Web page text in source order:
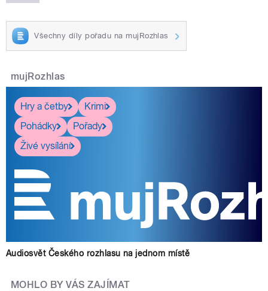
Všechny díly pořadu na mujRozhlas
mujRozhlas
Hry a četby
Krimi
Pohádky
Pořady
Živé vysílání
Audiosvět Českého rozhlasu na jednom místě
MOHLO BY VÁS ZAJÍMAT